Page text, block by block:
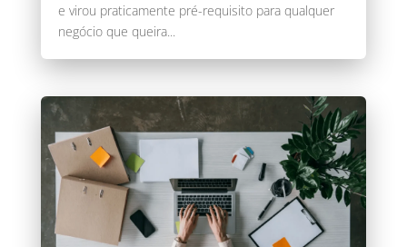
e virou praticamente pré-requisito para qualquer
negócio que queira...